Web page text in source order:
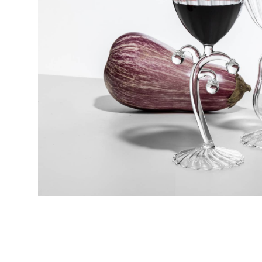
TUMBLER MELANZANA
Vegetables
Alessandra Baldereschi